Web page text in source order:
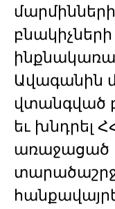
Ավագանին
վտանգված
եւ խնդրել
առաջացած